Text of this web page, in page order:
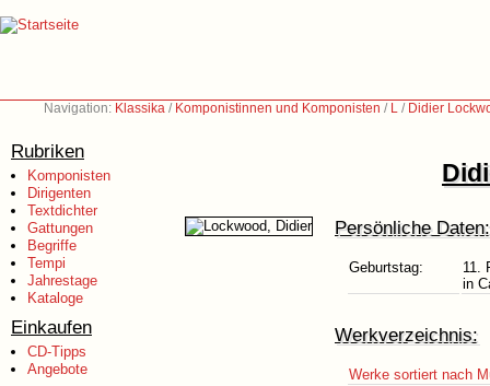
Navigation: Klassika / Komponistinnen und Komponisten / L / Didier
Rubriken
Komponisten
Dirigenten
Textdichter
Gattungen
Begriffe
Tempi
Jahrestage
Kataloge
Einkaufen
CD-Tipps
Angebote
Persönliche Daten:
Geburtstag:
11.
in
Werkverzeichnis:
Werke sortiert nach